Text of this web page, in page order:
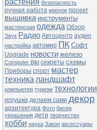
растения безопасность
ручная работа крючок проект
вышивка инструменты
мастерская одежда Обзор
Звук Радио Автоцентр аудио
настройка автомир ПК Софт
Upgrade новости железо
Computer Bild секреты схемы
Приборы спорт мастер
техника ландшафт
компьютер туризм технологии
игрушки делаем сами декор
архитектура Фото бисер
украшения дети творчество
хобби наука Закон аксессуары